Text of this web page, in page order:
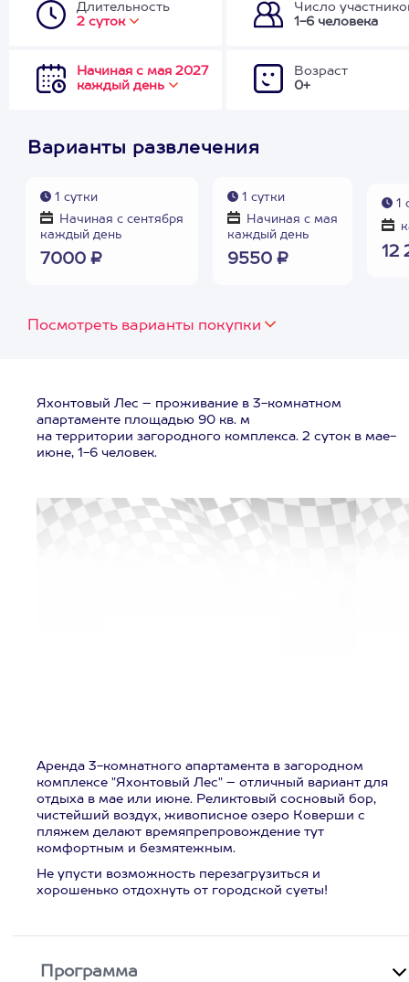
Длительность
2 суток
Число
1-6 человека
Начиная с мая 2027
каждый день
Возраст
0+
Варианты развлечения
1 сутки
Начиная с сентября
каждый день
7000 ₽
1 сутки
Начиная с мая
каждый день
9550 ₽
1
12
Посмотреть варианты покупки
Яхонтовый Лес – проживание в 3-комнатном
апартаменте площадью 90 кв. м
на территории загородного комплекса. 2 суток в мае-
июне, 1-6 человек.
Аренда 3-комнатного апартамента в загородном
комплексе "Яхонтовый Лес" – отличный вариант для
отдыха в мае или июне. Реликтовый сосновый бор,
чистейший воздух, живописное озеро Коверши с
пляжем делают времяпрепровождение тут
комфортным и безмятежным.
Не упусти возможность перезагрузиться и
хорошенько отдохнуть от городской суеты!
Программа